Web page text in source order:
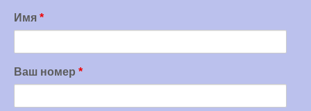
Имя *
Ваш номер *